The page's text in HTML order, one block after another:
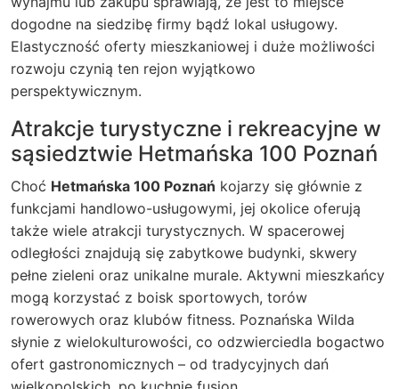
dogodne na siedzibę firmy bądź lokal usługowy.
Elastyczność oferty mieszkaniowej i duże możliwości
rozwoju czynią ten rejon wyjątkowo
perspektywicznym.
Atrakcje turystyczne i rekreacyjne w
sąsiedztwie Hetmańska 100 Poznań
Choć Hetmańska 100 Poznań kojarzy się głównie z
funkcjami handlowo-usługowymi, jej okolice oferują
także wiele atrakcji turystycznych. W spacerowej
odległości znajdują się zabytkowe budynki, skwery
pełne zieleni oraz unikalne murale. Aktywni mieszkańcy
mogą korzystać z boisk sportowych, torów
rowerowych oraz klubów fitness. Poznańska Wilda
słynie z wielokulturowości, co odzwierciedla bogactwo
ofert gastronomicznych – od tradycyjnych dań